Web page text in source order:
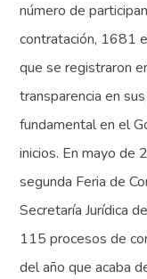
número de
contratación, 1681
que se registraron
transparencia en
fundamental en el
inicios. En mayo de
segunda Feria de
Secretaría Jurídica
115 procesos de
del año que acaba